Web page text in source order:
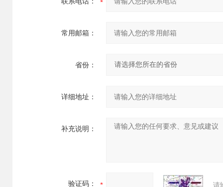
常用邮箱：
省份：
详细地址：
补充说明：
验证码： 请